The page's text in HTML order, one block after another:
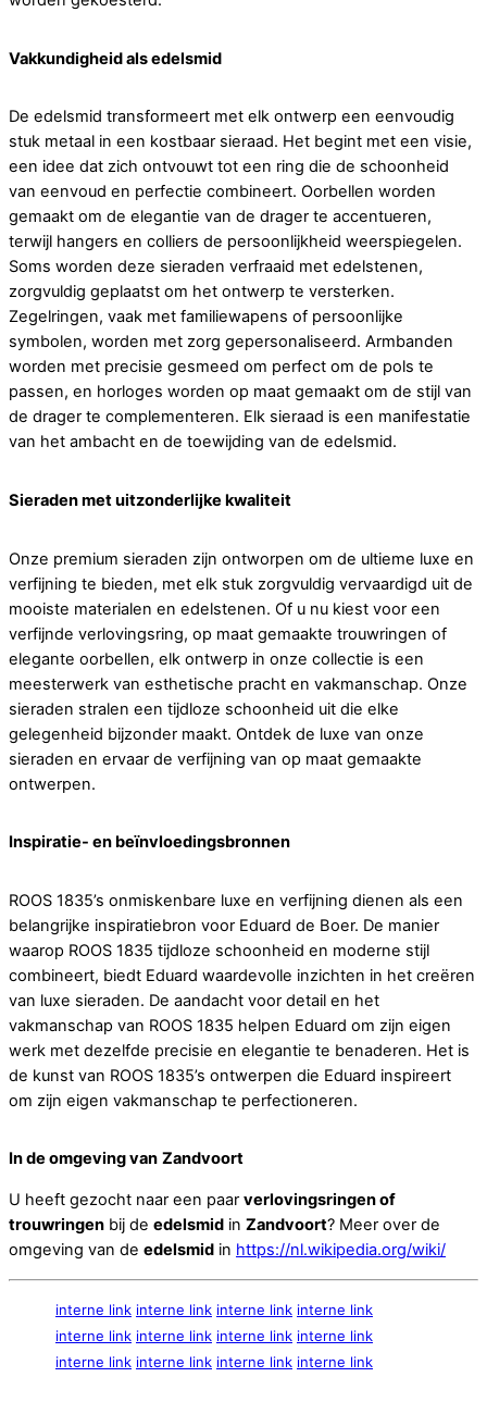
Vakkundigheid als edelsmid
De edelsmid transformeert met elk ontwerp een eenvoudig
stuk metaal in een kostbaar sieraad. Het begint met een visie,
een idee dat zich ontvouwt tot een ring die de schoonheid
van eenvoud en perfectie combineert. Oorbellen worden
gemaakt om de elegantie van de drager te accentueren,
terwijl hangers en colliers de persoonlijkheid weerspiegelen.
Soms worden deze sieraden verfraaid met edelstenen,
zorgvuldig geplaatst om het ontwerp te versterken.
Zegelringen, vaak met familiewapens of persoonlijke
symbolen, worden met zorg gepersonaliseerd. Armbanden
worden met precisie gesmeed om perfect om de pols te
passen, en horloges worden op maat gemaakt om de stijl van
de drager te complementeren. Elk sieraad is een manifestatie
van het ambacht en de toewijding van de edelsmid.
Sieraden met uitzonderlijke kwaliteit
Onze premium sieraden zijn ontworpen om de ultieme luxe en
verfijning te bieden, met elk stuk zorgvuldig vervaardigd uit de
mooiste materialen en edelstenen. Of u nu kiest voor een
verfijnde verlovingsring, op maat gemaakte trouwringen of
elegante oorbellen, elk ontwerp in onze collectie is een
meesterwerk van esthetische pracht en vakmanschap. Onze
sieraden stralen een tijdloze schoonheid uit die elke
gelegenheid bijzonder maakt. Ontdek de luxe van onze
sieraden en ervaar de verfijning van op maat gemaakte
ontwerpen.
Inspiratie- en beïnvloedingsbronnen
ROOS 1835’s onmiskenbare luxe en verfijning dienen als een
belangrijke inspiratiebron voor Eduard de Boer. De manier
waarop ROOS 1835 tijdloze schoonheid en moderne stijl
combineert, biedt Eduard waardevolle inzichten in het creëren
van luxe sieraden. De aandacht voor detail en het
vakmanschap van ROOS 1835 helpen Eduard om zijn eigen
werk met dezelfde precisie en elegantie te benaderen. Het is
de kunst van ROOS 1835’s ontwerpen die Eduard inspireert
om zijn eigen vakmanschap te perfectioneren.
In de omgeving van Zandvoort
U heeft gezocht naar een paar verlovingsringen of
trouwringen bij de edelsmid in Zandvoort? Meer over de
omgeving van de edelsmid in https://nl.wikipedia.org/wiki/
interne link interne link interne link interne link
interne link interne link interne link interne link
interne link interne link interne link interne link